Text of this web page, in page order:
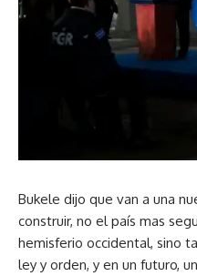
Bukele dijo que van a una
construir, no el país mas
hemisferio occidental, sino
ley y orden, y en un futuro,